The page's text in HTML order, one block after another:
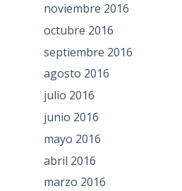
noviembre 2016
octubre 2016
septiembre 2016
agosto 2016
julio 2016
junio 2016
mayo 2016
abril 2016
marzo 2016